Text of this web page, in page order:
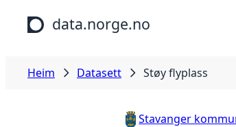
Hopp til hovudinnhald
data.norge.no
Heim Datasett Støy flyplass
Stavanger